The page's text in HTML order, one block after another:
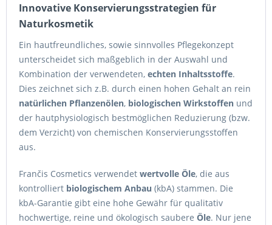
Innovative Konservierungsstrategien für
Naturkosmetik
Ein hautfreundliches, sowie sinnvolles Pflegekonzept
unterscheidet sich maßgeblich in der Auswahl und
Kombination der verwendeten, echten Inhaltsstoffe.
Dies zeichnet sich z.B. durch einen hohen Gehalt an rein
natürlichen Pflanzenölen, biologischen Wirkstoffen und
der hautphysiologisch bestmöglichen Reduzierung (bzw.
dem Verzicht) von chemischen Konservierungsstoffen
aus.
Frančis Cosmetics verwendet wertvolle Öle, die aus
kontrolliert biologischem Anbau (kbA) stammen. Die
kbA-Garantie gibt eine hohe Gewähr für qualitativ
hochwertige, reine und ökologisch saubere Öle. Nur jene